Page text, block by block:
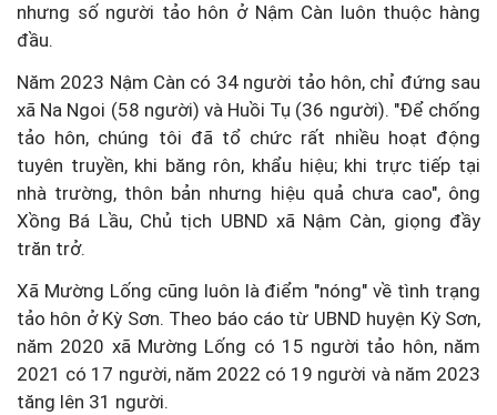
nhưng số người tảo hôn ở Nậm Càn luôn thuộc hàng
đầu.
Năm 2023 Nậm Càn có 34 người tảo hôn, chỉ đứng sau
xã Na Ngoi (58 người) và Huồi Tụ (36 người). "Để chống
tảo hôn, chúng tôi đã tổ chức rất nhiều hoạt động
tuyên truyền, khi băng rôn, khẩu hiệu; khi trực tiếp tại
nhà trường, thôn bản nhưng hiệu quả chưa cao", ông
Xồng Bá Lầu, Chủ tịch UBND xã Nậm Càn, giọng đầy
trăn trở.
Xã Mường Lống cũng luôn là điểm "nóng" về tình trạng
tảo hôn ở Kỳ Sơn. Theo báo cáo từ UBND huyện Kỳ Sơn,
năm 2020 xã Mường Lống có 15 người tảo hôn, năm
2021 có 17 người, năm 2022 có 19 người và năm 2023
tăng lên 31 người.